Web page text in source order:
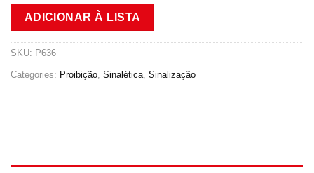
ADICIONAR À LISTA
SKU: P636
Categories: Proibição Sinalética Sinalização